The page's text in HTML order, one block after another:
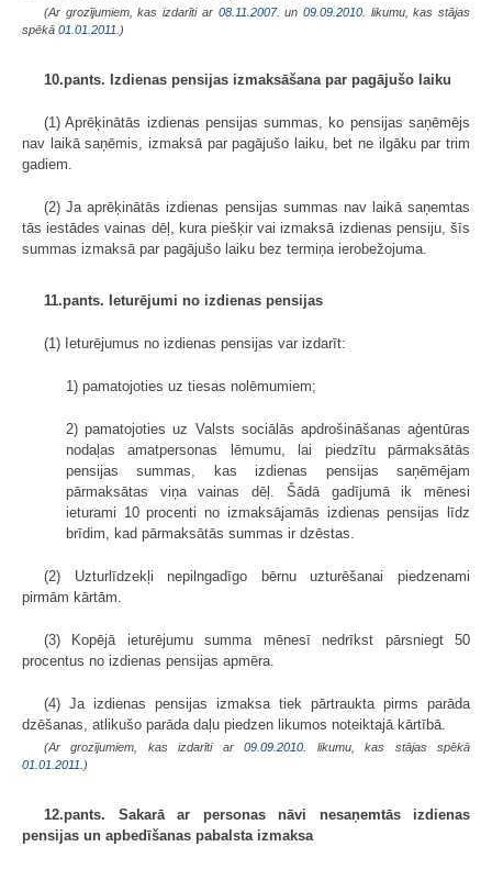
(Ar grozījumiem, kas izdarīti ar 08.11.2007. un 09.09.2010. likumu, kas stājas
spēkā 01.01.2011.)
10.pants. Izdienas pensijas izmaksāšana par pagājušo laiku
(1) Aprēķinātās izdienas pensijas summas, ko pensijas saņēmējs
nav laikā saņēmis, izmaksā par pagājušo laiku, bet ne ilgāku par trim
gadiem.
(2) Ja aprēķinātās izdienas pensijas summas nav laikā saņemtas
tās iestādes vainas dēļ, kura piešķir vai izmaksā izdienas pensiju, šīs
summas izmaksā par pagājušo laiku bez termiņa ierobežojuma.
11.pants. Ieturējumi no izdienas pensijas
(1) Ieturējumus no izdienas pensijas var izdarīt:
1) pamatojoties uz tiesas nolēmumiem;
2) pamatojoties uz Valsts sociālās apdrošināšanas aģentūras
nodaļas amatpersonas lēmumu, lai piedzītu pārmaksātās
pensijas summas, kas izdienas pensijas saņēmējam
pārmaksātas viņa vainas dēļ. Šādā gadījumā ik mēnesi
ieturami 10 procenti no izmaksājamās izdienas pensijas līdz
brīdim, kad pārmaksātās summas ir dzēstas.
(2) Uzturlīdzekļi nepilngadīgo bērnu uzturēšanai piedzenami
pirmām kārtām.
(3) Kopējā ieturējumu summa mēnesī nedrīkst pārsniegt 50
procentus no izdienas pensijas apmēra.
(4) Ja izdienas pensijas izmaksa tiek pārtraukta pirms parāda
dzēšanas, atlikušo parāda daļu piedzen likumos noteiktajā kārtībā.
(Ar grozījumiem, kas izdarīti ar09.09.2010. likumu, kas stājas spēkā
01.01.2011.)
12.pants. Sakarā ar personas nāvi nesaņemtās izdienas
pensijas un apbedīšanas pabalsta izmaksa